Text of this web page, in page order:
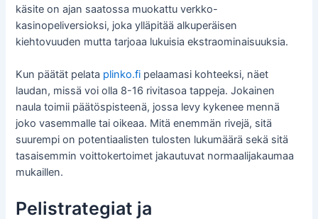
käsite on ajan saatossa muokattu verkko-
kasinopeliversioksi, joka ylläpitää alkuperäisen
kiehtovuuden mutta tarjoaa lukuisia ekstraominaisuuksia.
Kun päätät pelata plinko.fi pelaamasi kohteeksi, näet
laudan, missä voi olla 8-16 rivitasoa tappeja. Jokainen
naula toimii päätöspisteenä, jossa levy kykenee mennä
joko vasemmalle tai oikeaa. Mitä enemmän rivejä, sitä
suurempi on potentiaalisten tulosten lukumäärä sekä sitä
tasaisemmin voittokertoimet jakautuvat normaalijakaumaa
mukaillen.
Pelistrategiat ja